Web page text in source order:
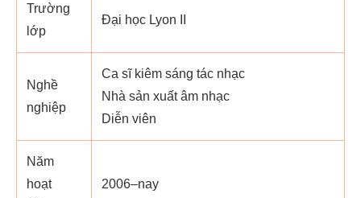
Trường
lớp
Đại học Lyon II
Nghề
nghiệp
Ca sĩ kiêm sáng tác nhạc
Nhà sản xuất âm nhạc
Diễn viên
Năm
hoạt
2006–nay